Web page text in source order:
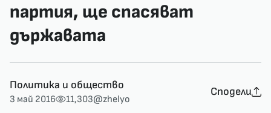
партия, ще спасяват
държавата
Политика и общество
3 май 2016 11,303@zhelyo
Сподели